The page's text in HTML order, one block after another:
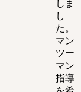
しま
し
た。
マン
ツー
マン
指導